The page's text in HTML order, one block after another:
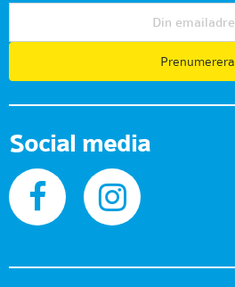
Prenumerera
Social media